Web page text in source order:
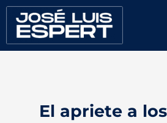
contenido
El apriete a